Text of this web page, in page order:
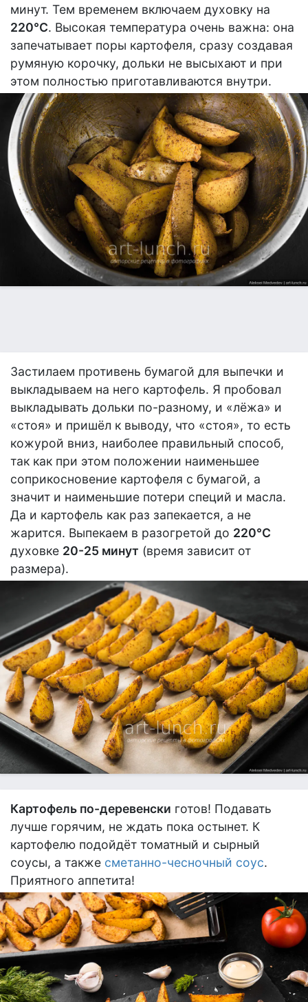
минут. Тем временем включаем духовку на
220°С. Высокая температура очень важна: она
запечатывает поры картофеля, сразу создавая
румяную корочку, дольки не высыхают и при
этом полностью приготавливаются внутри.
Застилаем противень бумагой для выпечки и
выкладываем на него картофель. Я пробовал
выкладывать дольки по-разному, и «лёжа» и
«стоя» и пришёл к выводу, что «стоя», то есть
кожурой вниз, наиболее правильный способ,
так как при этом положении наименьшее
соприкосновение картофеля с бумагой, а
значит и наименьшие потери специй и масла.
Да и картофель как раз запекается, а не
жарится. Выпекаем в разогретой до 220°С
духовке 20-25 минут (время зависит от
размера).
Картофель по-деревенски готов! Подавать
лучше горячим, не ждать пока остынет. К
картофелю подойдёт томатный и сырный
соусы, а также сметанно-чесночный соус.
Приятного аппетита!